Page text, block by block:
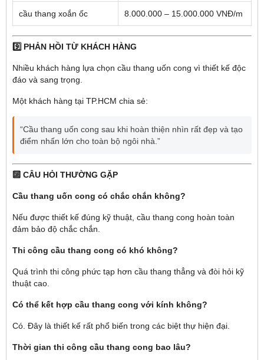
cầu thang xoắn ốc 8.000.000 – 15.000.000 VNĐ/m
9️⃣ PHẢN HỒI TỪ KHÁCH HÀNG
Nhiều khách hàng lựa chọn cầu thang uốn cong vì thiết kế độc
đáo và sang trọng.
Một khách hàng tại TP.HCM chia sẻ:
“Cầu thang uốn cong sau khi hoàn thiện nhìn rất đẹp và tạo
điểm nhấn lớn cho toàn bộ ngôi nhà.”
🔟 CÂU HỎI THƯỜNG GẶP
Cầu thang uốn cong có chắc chắn không?
Nếu được thiết kế đúng kỹ thuật, cầu thang cong hoàn toàn
đảm bảo độ chắc chắn.
Thi công cầu thang cong có khó không?
Quá trình thi công phức tạp hơn cầu thang thẳng và đòi hỏi kỹ
thuật cao.
Có thể kết hợp cầu thang cong với kính không?
Có. Đây là thiết kế rất phổ biến trong các biệt thự hiện đại.
Thời gian thi công cầu thang cong bao lâu?